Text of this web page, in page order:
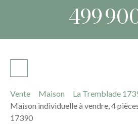
499
Vente Maison
La Tremblade
Maison individuelle à vendre, 4
17390